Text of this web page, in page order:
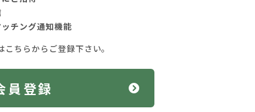
チング通知機能
ちらからご登録下さい。
員登録